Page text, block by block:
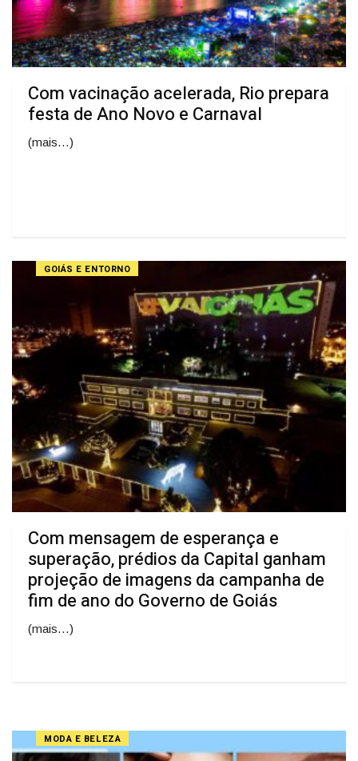
Com vacinação acelerada, Rio prepara
festa de Ano Novo e Carnaval
(mais…)
GOIÁS E ENTORNO
Com mensagem de esperança e
superação, prédios da Capital ganham
projeção de imagens da campanha de
fim de ano do Governo de Goiás
(mais…)
MODA E BELEZA